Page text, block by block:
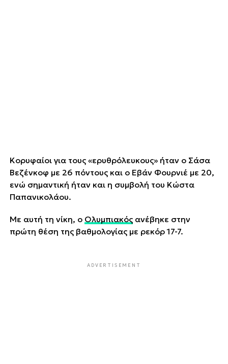
Κορυφαίοι για τους «ερυθρόλευκους» ήταν ο Σάσα
Βεζένκοφ με 26 πόντους και ο Εβάν Φουρνιέ με 20,
ενώ σημαντική ήταν και η συμβολή του Κώστα
Παπανικολάου.
Με αυτή τη νίκη, ο Ολυμπιακόςανέβηκε στην
πρώτη θέση της βαθμολογίας με ρεκόρ 17-7.
ADVERTISEMENT